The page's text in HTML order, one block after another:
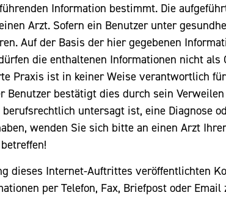
Information bestimmt. Die
Arzt. Sofern ein Benutzer unter
Auf der Basis der hier gegebenen
die enthaltenen Informationen nicht
Praxis ist in keiner Weise verantwortlich
Benutzer bestätigt dies durch sein
untersagt ist, eine Diagnose
wenden Sie sich bitte an einen Arzt
dieses Internet-Auftrittes veröffentlichten
per Telefon, Fax, Briefpost oder Email